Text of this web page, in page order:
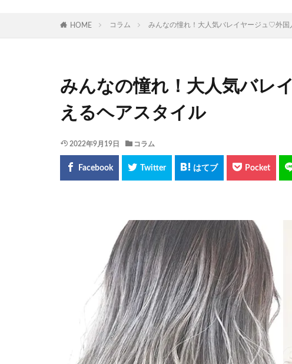
HOME コラム みんなの憧れ！大人気バレイヤージュ♡外国
みんなの憧れ！大人気バレ
えるヘアスタイル
2022年9月19日 コラム